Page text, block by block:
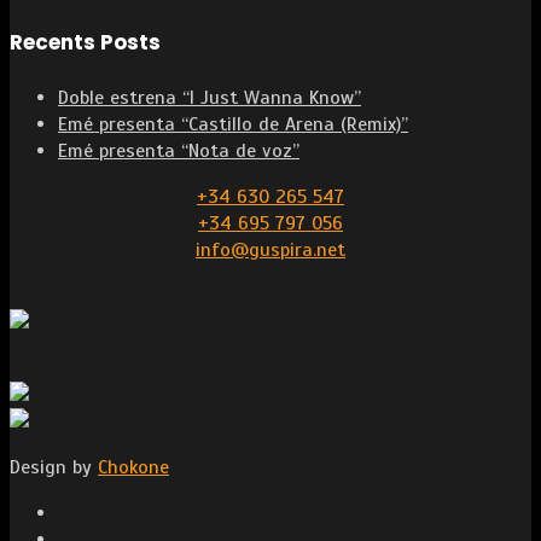
Recents Posts
Doble estrena “I Just Wanna Know”
Emé presenta “Castillo de Arena (Remix)”
Emé presenta “Nota de voz”
+34 630 265 547
+34 695 797 056
info@guspira.net
Design by Chokone